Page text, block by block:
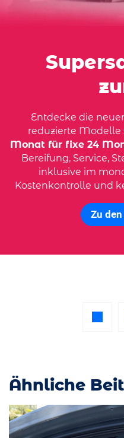
Entdecke die
reduzierte Modelle
Monat für fixe 24
Bereifung, Service,
inklusive im
Kostenkontrolle und
Zu
Ähnliche